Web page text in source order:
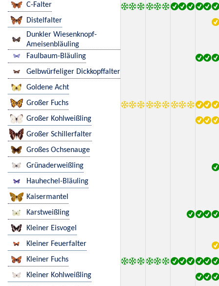
C-Falter
Distelfalter
Dunkler Wiesenknopf-
Ameisenbläuling
Faulbaum-Bläuling
Gelbwürfeliger Dickkopffalter
Goldene Acht
Großer Fuchs
Großer Kohlweißling
Großer Schillerfalter
Großes Ochsenauge
Grünaderweißling
Hauhechel-Bläuling
Kaisermantel
Karstweißling
Kleiner Eisvogel
Kleiner Feuerfalter
Kleiner Fuchs
Kleiner Kohlweißling